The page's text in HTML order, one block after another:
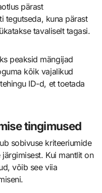
pärast
tegutseda, kuna pärast
tavaliselt tagasi.
peaksid mängijad
kõik vajalikud
ID-d, et toetada
tingimused
sobivuse kriteeriumide
Kui mantlit on
võib see viia